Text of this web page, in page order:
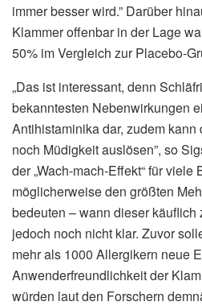
immer besser wird.” Darüber
Klammer offenbar in der Lage
50% im Vergleich zur Placebo-
„Das ist interessant, denn
bekanntesten Nebenwirkungen
Antihistaminika dar, zudem
noch Müdigkeit auslösen”, so
der „Wach-mach-Effekt“ für viele
möglicherweise den größten
bedeuten – wann dieser käuflich
jedoch noch nicht klar. Zuvor
mehr als 1000 Allergikern neue
Anwenderfreundlichkeit der
würden laut den Forschern